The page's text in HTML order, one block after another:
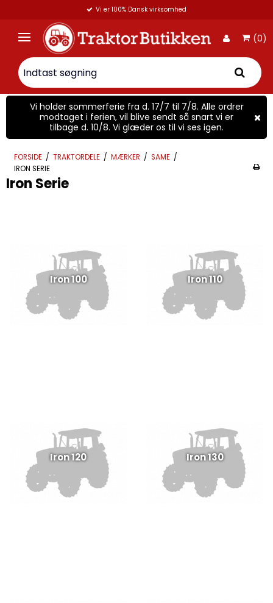
Vi er 100% Dansk virksomhed
(0)
Vi holder sommerferie fra d. 17/7 til 7/8. Alle ordrer
modtaget i ferien, vil blive sendt så snart vi er
tilbage d. 10/8. Vi glæder os til vi ses igen.
FORSIDE / TRAKTORDELE / MÆRKER / SAME /
IRON SERIE
Iron Serie
Iron 100 Iron 110
Iron 120 Iron 130